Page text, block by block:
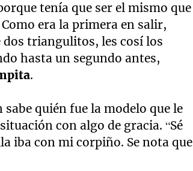
tenía que ser el mismo que
era la primera en salir,
triangulitos, les cosí los
hasta un segundo antes,
.
quién fue la modelo que le
con algo de gracia. “Sé
iba con mi corpiño. Se nota que